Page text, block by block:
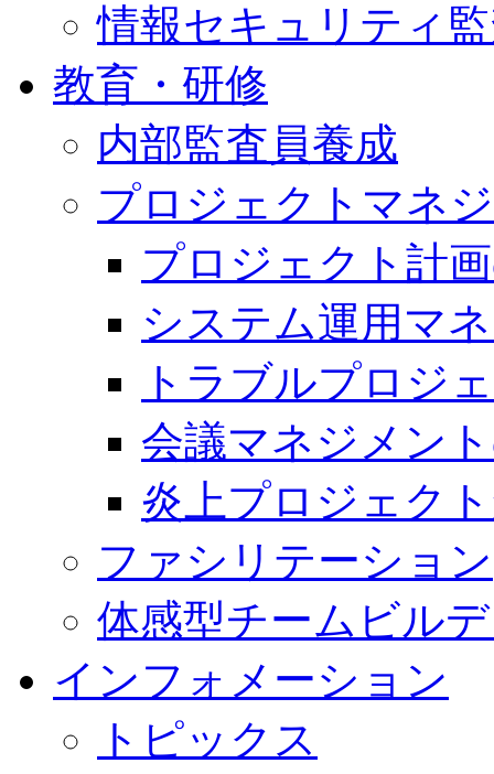
情報セキュリティ
教育・研修
内部監査員養成
プロジェクトマネ
プロジェクト計
システム運用マ
トラブルプロジ
会議マネジメン
炎上プロジェク
ファシリテーション
体感型チームビル
インフォメーション
トピックス